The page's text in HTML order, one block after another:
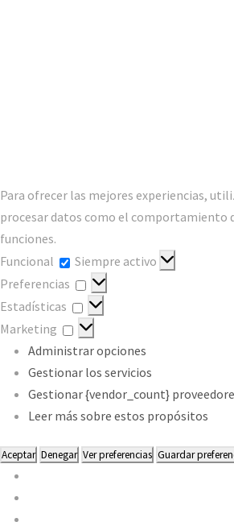
Para ofrecer las mejores experiencias,
procesar datos como el comportamiento
funciones.
Funcional
Funcional
Siempre activo
Preferencias
Preferencias
Estadísticas
Estadísticas
Marketing
Marketing
Administrar opciones
Gestionar los servicios
Gestionar {vendor_count}
Leer más sobre estos propósitos
Aceptar Denegar Ver preferencias Guardar